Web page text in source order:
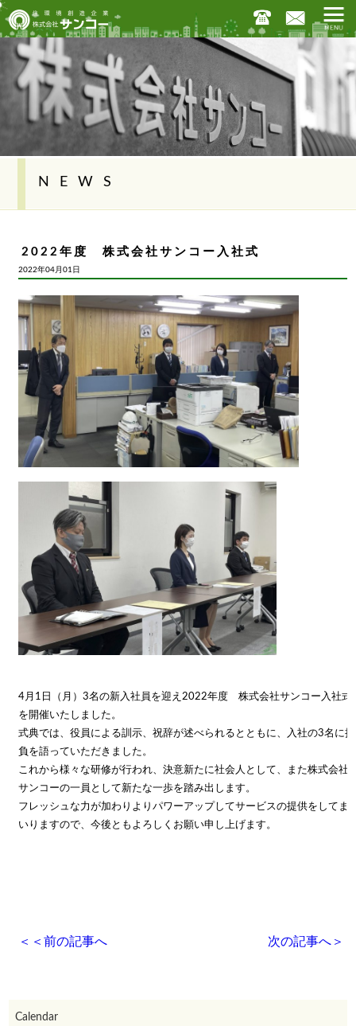
NEWS
2022年度 株式会社サンコー入社式
2022年04月01日
4月1日（月）3名の新入社員を迎え2022年度 株式会社サンコー入社式
を開催いたしました。
式典では、役員による訓示、祝辞が述べられるとともに、入社の3名に抱
負を語っていただきました。
これから様々な研修が行われ、決意新たに社会人として、また株式会社
サンコーの一員として新たな一歩を踏み出します。
フレッシュな力が加わりよりパワーアップしてサービスの提供をしてま
いりますので、今後ともよろしくお願い申し上げます。
前の記事へ
＜＜ 次の記事へ＞＞
Calendar